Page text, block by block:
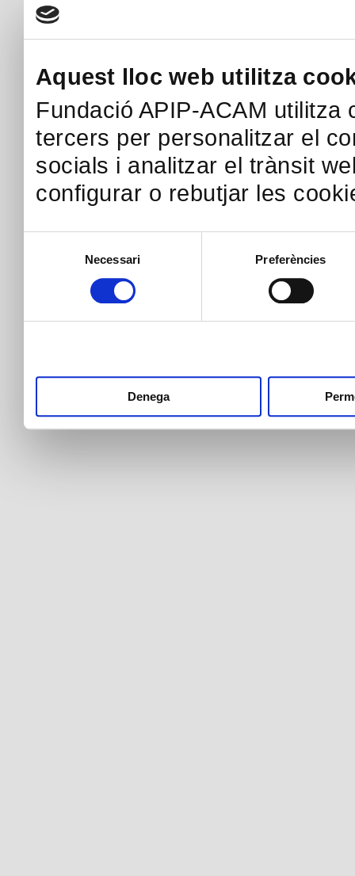
Aquest lloc web utilitza
Fundació APIP-ACAM
tercers per personalitzar el
socials i analitzar el trànsit
configurar o rebutjar les
consentiment
Necessari Preferències
Denega